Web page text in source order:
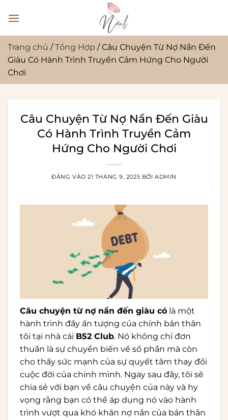
qua
dung
Trang chủ /Tổng Hợp /Câu Chuyện Từ Nợ Nần Đến
Giàu Có Hành Trình Truyền Cảm Hứng Cho Người
Chơi
Câu Chuyện Từ Nợ Nần Đến Giàu
Có Hành Trình Truyền Cảm
Hứng Cho Người Chơi
ĐĂNG VÀO21 THÁNG 9, 2025 BỞI ADMIN
Câu chuyện từ nợ nần đến giàu có là một
hành trình đầy ấn tượng của chính bản thân
tôi tại nhà cái B52 Club. Nó không chỉ đơn
thuần là sự chuyển biến về số phần mà còn
cho thấy sức mạnh của sự quyết tâm thay đổi
cuộc đời của chính mình. Ngay sau đây, tôi sẽ
chia sẻ với bạn về câu chuyện của này và hy
vọng rằng bạn có thể áp dụng nó vào hành
trình vượt qua khó khăn nợ nần của bản thân